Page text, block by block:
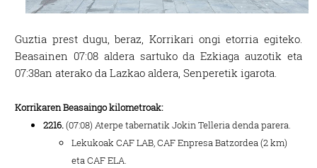
Guztia prest dugu, beraz, Korrikari ongi etorria egiteko.
Beasainen 07:08 aldera sartuko da Ezkiaga auzotik eta
07:38an aterako da Lazkao aldera, Senperetik igarota.
Korrikaren Beasaingo kilometroak:
2216.(07:08) Aterpe tabernatik Jokin Telleria denda parera.
Lekukoak CAF LAB, CAF Enpresa Batzordea (2 km)
eta CAF ELA.